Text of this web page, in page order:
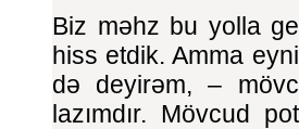
Biz məhz bu yolla
hiss etdik. Amma
də deyirəm, –
lazımdır. Mövcud